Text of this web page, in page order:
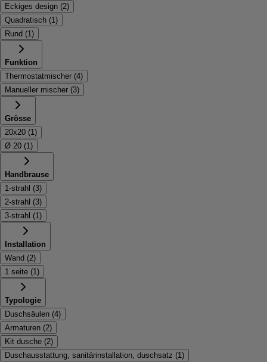
Eckiges design (2)
Quadratisch (1)
Rund (1)
Funktion
Thermostatmischer (4)
Manueller mischer (3)
Grösse
20x20 (1)
Ø 20 (1)
Handbrause
1-strahl (3)
2-strahl (3)
3-strahl (1)
Installation
Wand (2)
1 seite (1)
Typologie
Duschsäulen (4)
Armaturen (2)
Kit dusche (2)
Duschausstattung, sanitärinstallation, duschsatz (1)